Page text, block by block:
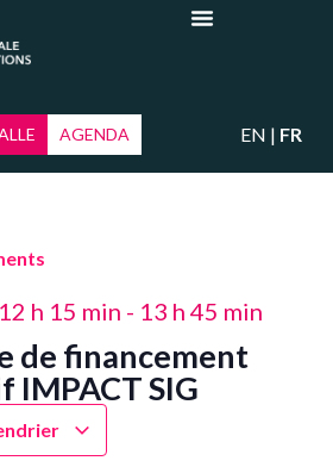
AGENDA EN FR
12 h 15 min - 13 h 45 min
de financement
SIG